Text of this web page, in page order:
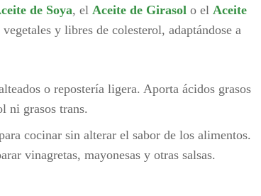
de Soya, el Aceite de Girasol o el Aceite
y libres de colesterol, adaptándose a
o repostería ligera. Aporta ácidos grasos
ni grasos trans.
cocinar sin alterar el sabor de los alimentos.
vinagretas, mayonesas y otras salsas.